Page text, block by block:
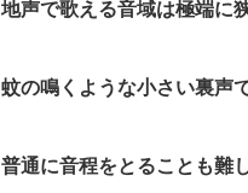
地声で歌える音域は極端に狭
蚊の鳴くような小さい裏声で
普通に音程をとることも難